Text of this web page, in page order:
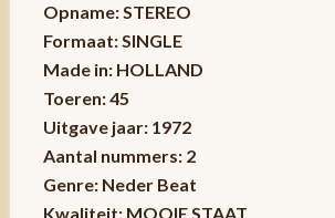
Opname: STEREO
Formaat: SINGLE
Made in: HOLLAND
Toeren: 45
Uitgave jaar: 1972
Aantal nummers: 2
Genre: Neder Beat
Kwaliteit: MOOIE STAAT